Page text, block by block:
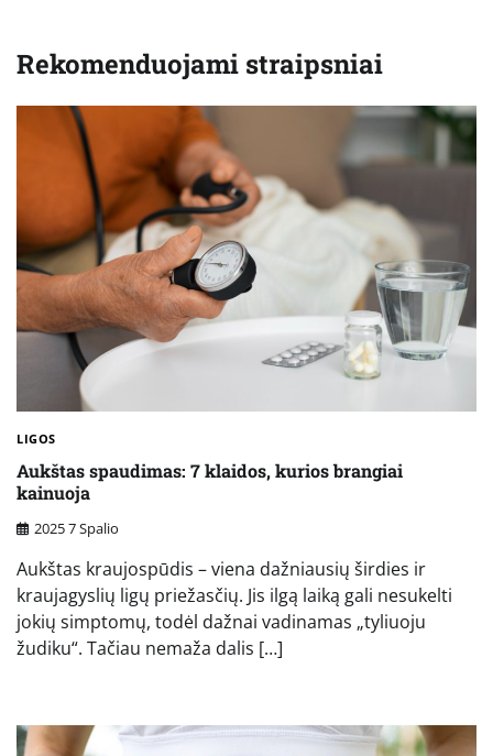
Rekomenduojami straipsniai
LIGOS
Aukštas spaudimas: 7 klaidos, kurios brangiai
kainuoja
2025 7 Spalio
Aukštas kraujospūdis – viena dažniausių širdies ir
kraujagyslių ligų priežasčių. Jis ilgą laiką gali nesukelti
jokių simptomų, todėl dažnai vadinamas „tyliuoju
žudiku“. Tačiau nemaža dalis […]